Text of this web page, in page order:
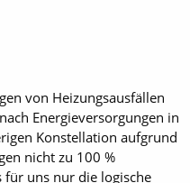
von Heizungsausfällen
Energieversorgungen in
Konstellation aufgrund
nicht zu 100 %
für uns nur die logische